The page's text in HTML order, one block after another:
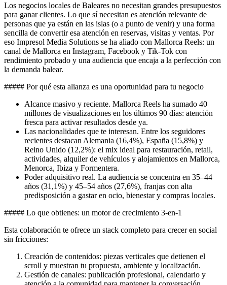
Los negocios locales de Baleares no necesitan grandes presupuestos
para ganar clientes. Lo que sí necesitan es atención relevante de
personas que ya están en las islas (o a punto de venir) y una forma
sencilla de convertir esa atención en reservas, visitas y ventas. Por
eso Impresol Media Solutions se ha aliado con Mallorca Reels: un
canal de Mallorca en Instagram, Facebook y Tik-Tok con
rendimiento probado y una audiencia que encaja a la perfección con
la demanda balear.
##### Por qué esta alianza es una oportunidad para tu negocio
Alcance masivo y reciente. Mallorca Reels ha sumado 40
millones de visualizaciones en los últimos 90 días: atención
fresca para activar resultados desde ya.
Las nacionalidades que te interesan. Entre los seguidores
recientes destacan Alemania (16,4%), España (15,8%) y
Reino Unido (12,2%): el mix ideal para restauración, retail,
actividades, alquiler de vehículos y alojamientos en Mallorca,
Menorca, Ibiza y Formentera.
Poder adquisitivo real. La audiencia se concentra en 35–44
años (31,1%) y 45–54 años (27,6%), franjas con alta
predisposición a gastar en ocio, bienestar y compras locales.
##### Lo que obtienes: un motor de crecimiento 3-en-1
Esta colaboración te ofrece un stack completo para crecer en social
sin fricciones:
Creación de contenidos: piezas verticales que detienen el
scroll y muestran tu propuesta, ambiente y localización.
Gestión de canales: publicación profesional, calendario y